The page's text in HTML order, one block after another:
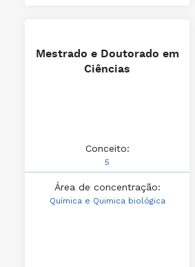
Mestrado e Doutorado em
Ciências
Conceito:
5
Área de concentração:
Química e Quimica biológica